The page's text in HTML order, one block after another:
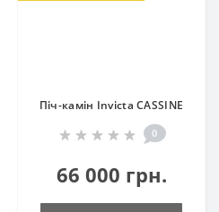
Піч-камін Invicta CASSINE
0
66 000 грн.